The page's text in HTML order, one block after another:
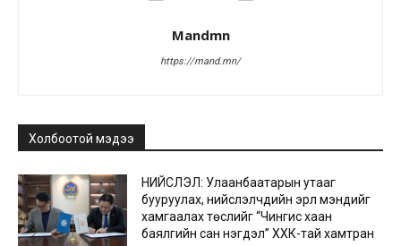
Mandmn
https://mand.mn/
Холбоотой мэдээ
НИЙСЛЭЛ: Улаанбаатарын утааг
бууруулах, нийслэлчүүдийн эрүүл мэндийг
хамгаалах төслийг “Чингис хаан
баялгийн сан нэгдэл” ХХК-тай хамтран